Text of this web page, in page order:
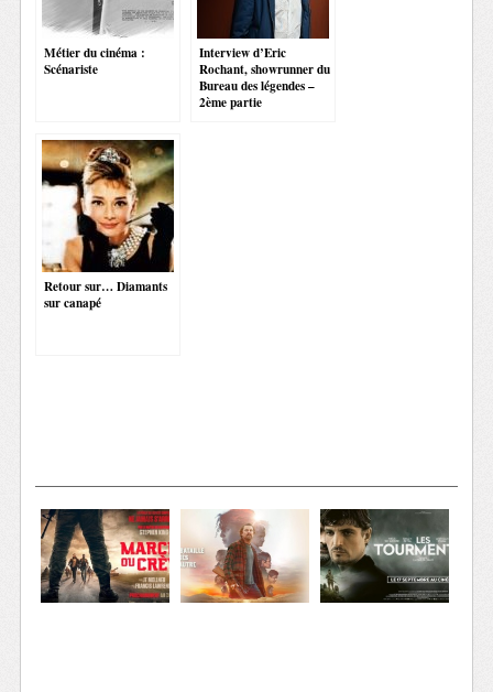
Métier du cinéma :
Scénariste
Interview d’Eric
Rochant, showrunner du
Bureau des légendes –
2ème partie
Retour sur… Diamants
sur canapé